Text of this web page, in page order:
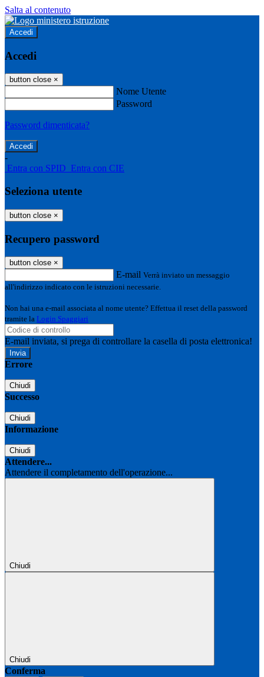
Salta al contenuto
Accedi
Accedi
button close ×
Nome Utente
Password
Password dimenticata?
-
Entra con SPID Entra con CIE
Seleziona utente
button close ×
Recupero password
button close ×
E-mail Verrà inviato un messaggio
all'indirizzo indicato con le istruzioni necessarie.
Non hai una e-mail associata al nome utente? Effettua il reset della password
tramite la Login Spaggiari
E-mail inviata, si prega di controllare la casella di posta elettronica!
Errore
Chiudi
Successo
Chiudi
Informazione
Chiudi
Attendere...
Attendere il completamento dell'operazione...
Chiudi
Chiudi
Conferma